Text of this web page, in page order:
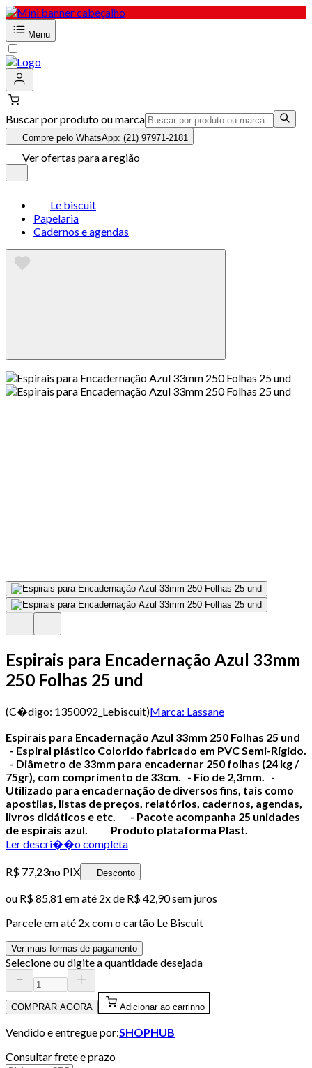
Menu
Buscar por produto ou marca
Compre pelo WhatsApp: (21) 97971-2181
Ver ofertas para a região
Le biscuit
Papelaria
Cadernos e agendas
Espirais para Encadernação Azul 33mm
250 Folhas 25 und
(C�digo: 1350092_Lebiscuit)Marca: Lassane
Espirais para Encadernação Azul 33mm 250 Folhas 25 und
- Espiral plástico Colorido fabricado em PVC Semi-Rígido.
- Diâmetro de 33mm para encadernar 250 folhas (24 kg /
75gr), com comprimento de 33cm. - Fio de 2,3mm. -
Utilizado para encadernação de diversos fins, tais como
apostilas, listas de preços, relatórios, cadernos, agendas,
livros didáticos e etc.
- Pacote acompanha 25 unidades
de espirais azul.
Produto plataforma Plast.
Ler descri��o completa
R$ 77,23no PIX Desconto
ou R$ 85,81 em até 2x de R$ 42,90 sem juros
Parcele em até 2x com o cartão Le Biscuit
Ver mais formas de pagamento
Selecione ou digite a quantidade desejada
COMPRAR AGORA Adicionar ao carrinho
Vendido e entregue por:SHOPHUB
Consultar frete e prazo